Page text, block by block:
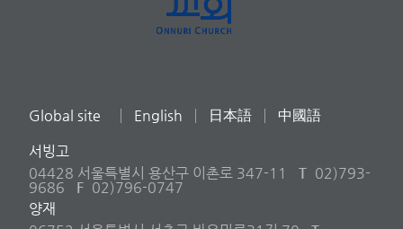
Global site English 日本語 中國語
서빙고
04428 서울특별시 용산구 이촌로 347-11
T 02)793-
9686
F 02)796-0747
양재